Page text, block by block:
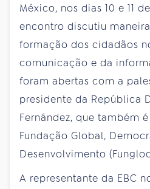
México, nos dias 10 e 11
encontro discutiu
formação dos cidadãos
comunicação e da
foram abertas com a
presidente da República
Fernández, que também
Fundação Global,
Desenvolvimento
A representante da EBC